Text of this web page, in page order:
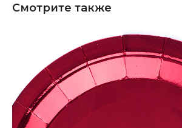
Смотрите также